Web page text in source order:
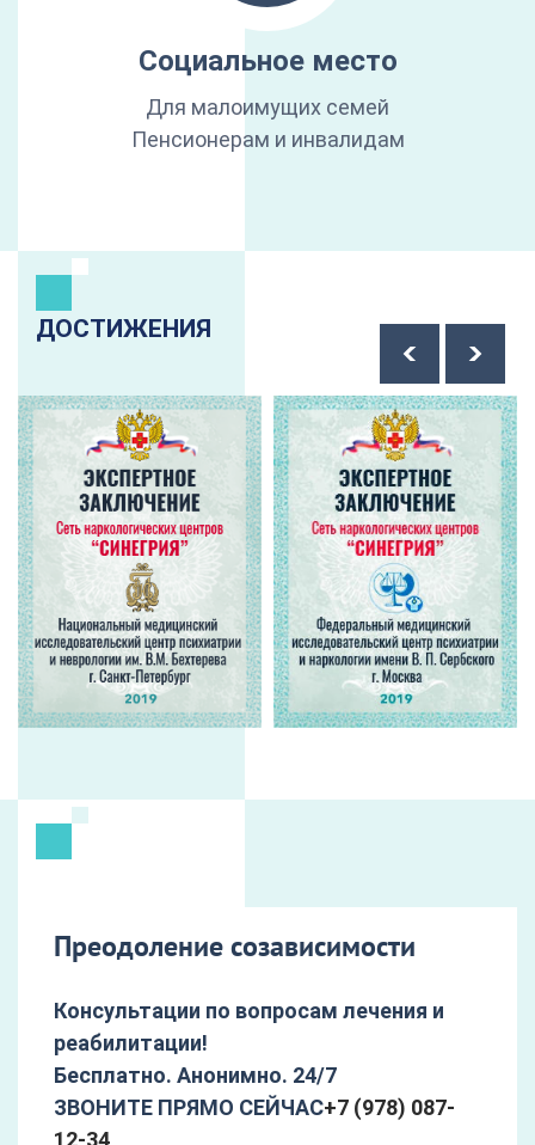
Социальное место
Для малоимущих семей
Пенсионерам и инвалидам
ДОСТИЖЕНИЯ
Преодоление созависимости
Консультации по вопросам лечения и
реабилитации!
Бесплатно. Анонимно. 24/7
ЗВОНИТЕ ПРЯМО СЕЙЧАС+7 (978) 087-
12-34